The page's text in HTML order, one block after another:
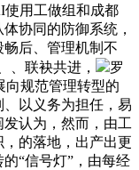
使用工做组和成都
协同的防御系统，
后、管理机制不
、联袂共进，
罗
向规范管理转型的
以义务为担任，易
认为，然而，由工
的落地，出产出更
“信号灯”，由每经